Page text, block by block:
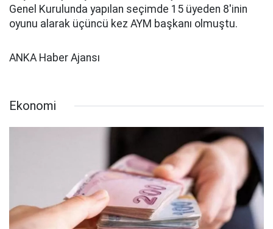
Genel Kurulunda yapılan seçimde 15 üyeden 8'inin
oyunu alarak üçüncü kez AYM başkanı olmuştu.
ANKA Haber Ajansı
Ekonomi